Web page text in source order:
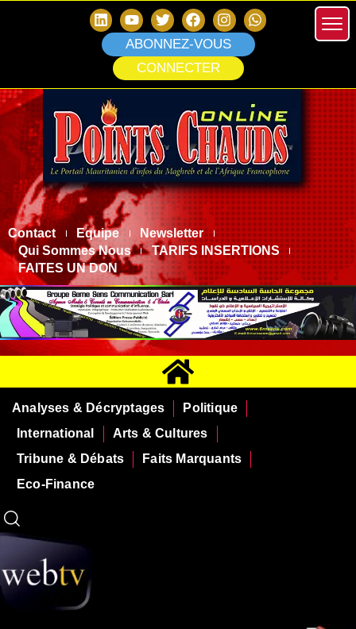
ABONNEZ-VOUS
CONNECTER
Contact Equipe
Newsletter
Qui Sommes Nous
TARIFS INSERTIONS
FAITES UN DON
Analyses & Décryptages
Politique
International
Arts & Cultures
Tribune & Débats
Faits Marquants
Eco-Finance